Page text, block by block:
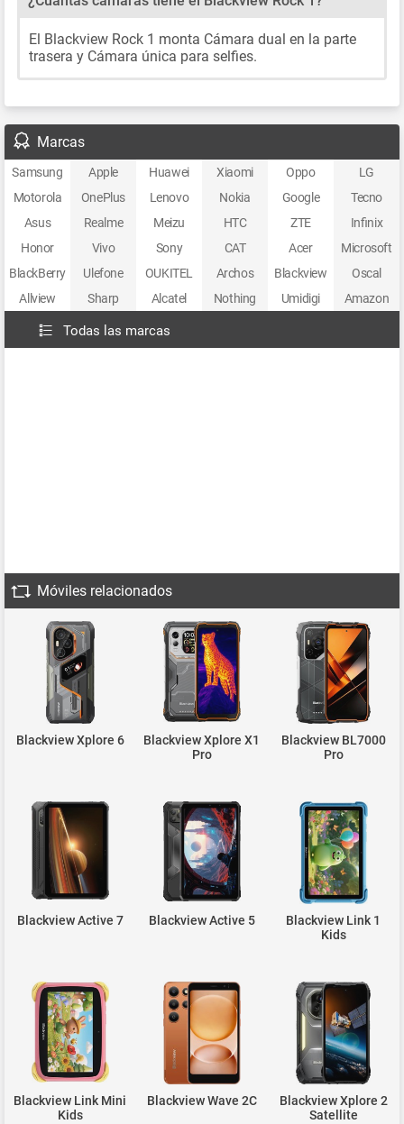
El Blackview Rock 1 monta Cámara dual en la parte
trasera y Cámara única para selfies.
Marcas
Samsung Apple Huawei Xiaomi Oppo
LG
Motorola
OnePlus Lenovo Nokia Google
Tecno
Asus
Realme Meizu HTC ZTE
Infinix
Honor
Vivo Sony CAT Acer
Microsoft
BlackBerry
Ulefone OUKITEL Archos Blackview
Oscal
Allview
Sharp Alcatel Nothing Umidigi Amazon
Todas las marcas
Móviles relacionados
Blackview Xplore 6
Blackview Xplore X1
Pro
Blackview BL7000
Pro
Blackview Active 7 Blackview Active 5
Blackview Link 1
Kids
Blackview Link Mini
Kids
Blackview Wave 2C
Blackview Xplore 2
Satellite